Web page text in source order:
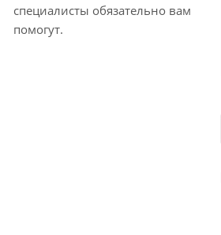
специалисты обязательно вам
помогут.